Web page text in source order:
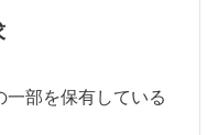
一部を保有している